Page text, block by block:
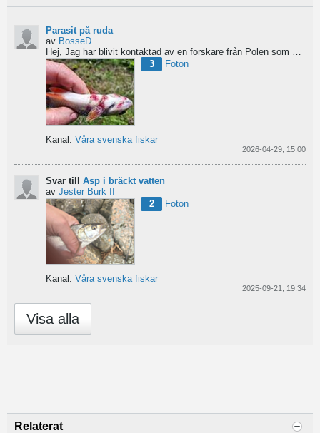
Parasit på ruda
av BosseD
Hej, Jag har blivit kontaktad av en forskare från Polen som är på jakt efter material av...
3
Foton
Kanal: Våra svenska fiskar
2026-04-29, 15:00
Svar till Asp i bräckt vatten
av Jester Burk II
2
Foton
Kanal: Våra svenska fiskar
2025-09-21, 19:34
Visa alla
Relaterat